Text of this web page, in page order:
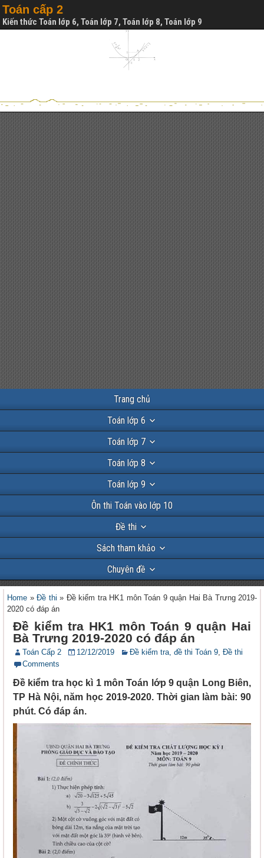
Toán cấp 2
Kiến thức Toán lớp 6, Toán lớp 7, Toán lớp 8, Toán lớp 9
Trang chủ
Toán lớp 6
Toán lớp 7
Toán lớp 8
Toán lớp 9
Ôn thi Toán vào lớp 10
Đề thi
Sách tham khảo
Chuyên đề
Home » Đề thi » Đề kiểm tra HK1 môn Toán 9 quận Hai Bà Trưng 2019-
2020 có đáp án
Đề kiểm tra HK1 môn Toán 9 quận Hai
Bà Trưng 2019-2020 có đáp án
Toán Cấp 2 12/12/2019 Đề kiểm tra, đề thi Toán 9, Đề thi
Comments
Đề kiểm tra học kì 1 môn Toán lớp 9 quận Long Biên,
TP Hà Nội, năm học 2019-2020. Thời gian làm bài: 90
phút. Có đáp án.